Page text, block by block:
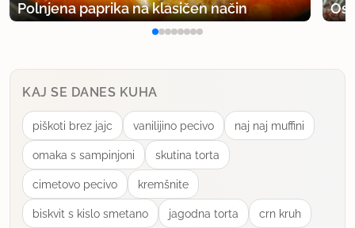
Polnjena paprika na klasičen način
KAJ SE DANES KUHA
piškoti brez jajc vanilijino pecivo naj naj muffini
omaka s sampinjoni skutina torta
cimetovo pecivo kremšnite
biskvit s kislo smetano jagodna torta crn kruh